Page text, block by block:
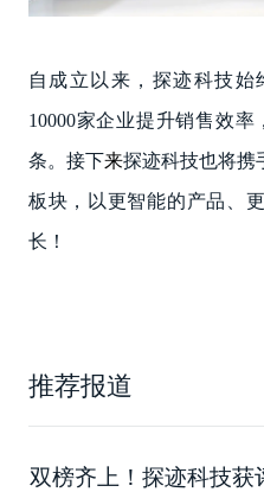
自成立以来，探迹科技
10000家企业提升销售效
条。接下来探迹科技也将携
板块，以更智能的产品、
长！
推荐报道
双榜齐上！探迹科技获